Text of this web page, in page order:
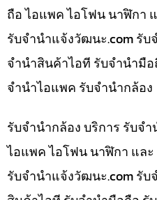
ถือ ไอแพค ไอโฟน นาฬิกา
รับจํานําแจ้งวัฒนะ.com รั
จำนำสินค้าไอที รับจำนำมื
จำนำไอแพค รับจำนำกล้อง
รับจำนำกล้อง บริการ รับจ
ไอแพค ไอโฟน นาฬิกา แล
รับจํานําแจ้งวัฒนะ.com รับ